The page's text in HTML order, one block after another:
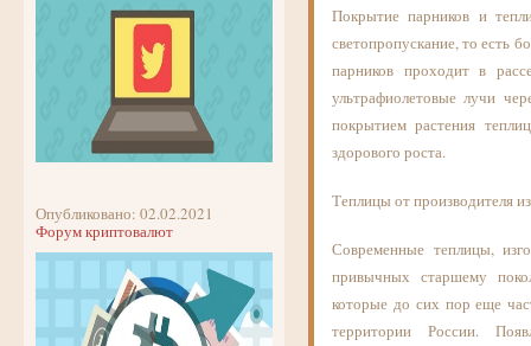
Опубликовано: 02.02.2021
Форум криптовалют
Покрытие парников и
светопропускание, то есть
парников проходит в
ультрафиолетовые лучи
покрытием растения
здорового роста.
Теплицы от производителя
Современные теплицы,
привычных старшему
которые до сих пор еще
территории России.